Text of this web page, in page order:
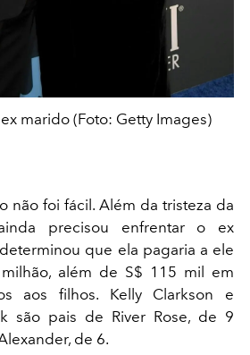
marido (Foto: Getty Images)
não foi fácil. Além da tristeza da
precisou enfrentar o ex
que ela pagaria a ele
além de S$ 115 mil em
aos filhos. Kelly Clarkson e
são pais de River Rose, de 9
de 6.